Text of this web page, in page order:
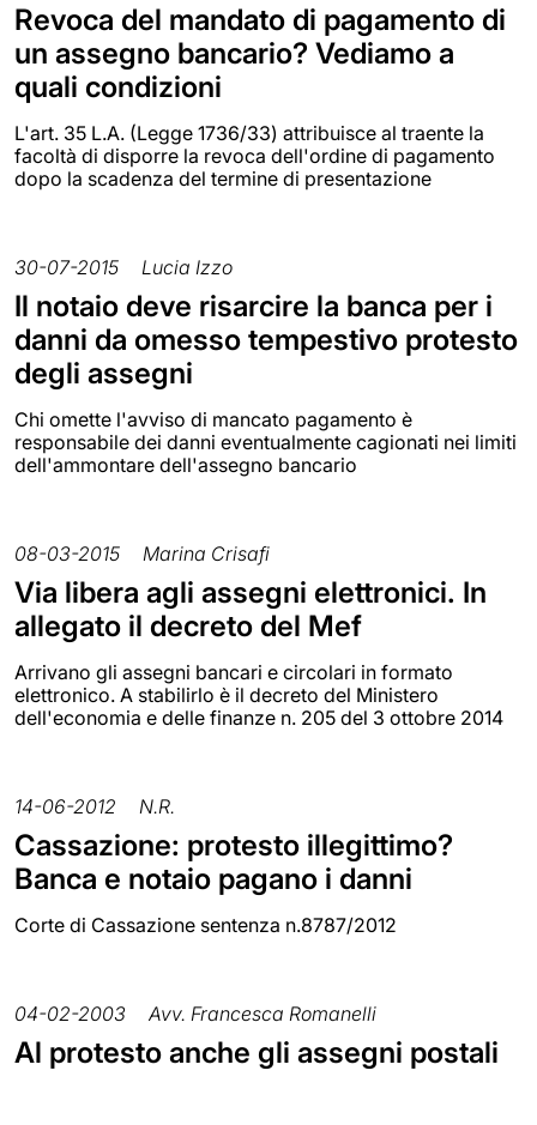
Revoca del mandato di pagamento di
un assegno bancario? Vediamo a
quali condizioni
L'art. 35 L.A. (Legge 1736/33) attribuisce al traente la
facoltà di disporre la revoca dell'ordine di pagamento
dopo la scadenza del termine di presentazione
30-07-2015 Lucia Izzo
Il notaio deve risarcire la banca per i
danni da omesso tempestivo protesto
degli assegni
Chi omette l'avviso di mancato pagamento è
responsabile dei danni eventualmente cagionati nei limiti
dell'ammontare dell'assegno bancario
08-03-2015 Marina Crisafi
Via libera agli assegni elettronici. In
allegato il decreto del Mef
Arrivano gli assegni bancari e circolari in formato
elettronico. A stabilirlo è il decreto del Ministero
dell'economia e delle finanze n. 205 del 3 ottobre 2014
14-06-2012 N.R.
Cassazione: protesto illegittimo?
Banca e notaio pagano i danni
Corte di Cassazione sentenza n.8787/2012
04-02-2003 Avv. Francesca Romanelli
Al protesto anche gli assegni postali